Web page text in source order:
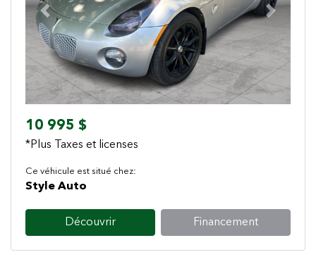
Previous Next
10 995 $
*Plus Taxes et licenses
Ce véhicule est situé chez:
Style Auto
Découvrir Financement